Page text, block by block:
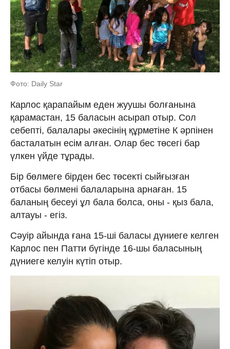
Фото: Daily Star
Карлос қарапайым еден жуушы болғанына
қарамастан, 15 баласын асырап отыр. Сол
себепті, балалары әкесінің құрметіне К әрпінен
басталатын есім алған. Олар бес төсегі бар
үлкен үйде тұрады.
Бір бөлмеге бірден бес төсекті сыйғызған
отбасы бөлмені балаларына арнаған. 15
баланың бесеуі ұл бала болса, оны - қыз бала,
алтауы - егіз.
Сәуір айында ғана 15-ші баласы дүниеге келген
Карлос пен Патти бүгінде 16-шы баласының
дүниеге келуін күтіп отыр.